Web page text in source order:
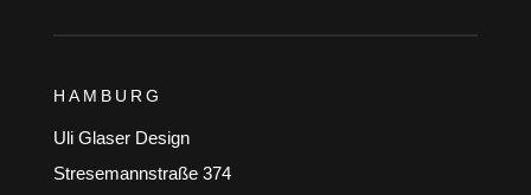
HAMBURG
Uli Glaser Design
Stresemannstraße 374